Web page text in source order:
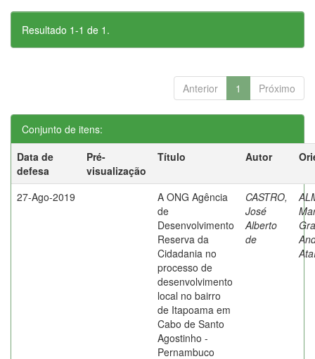
Resultado 1-1 de 1.
Anterior 1 Próximo
Conjunto de itens:
Data de
defesa
Pré-
visualização
Título Autor
27-Ago-2019
A ONG Agência
de
Desenvolvimento
Reserva da
Cidadania no
processo de
desenvolvimento
local no bairro
de Itapoama em
Cabo de Santo
Agostinho -
Pernambuco
CASTRO,
José
Alberto
de